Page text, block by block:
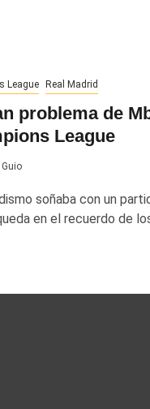
League Real Madrid
problema de
League
Guio
soñaba con un
en el recuerdo de
la derrota